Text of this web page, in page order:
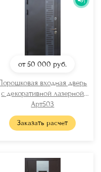
от 50 000 руб.
входная дверь
с декоративной лазерной
резкой
Арт503
Заказать расчет